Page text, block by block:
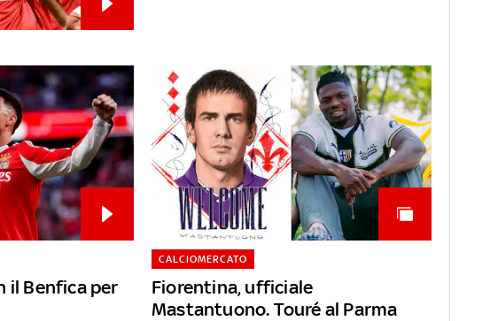
il Benfica per
Fiorentina, ufficiale
Mastantuono. Touré al Parma
CALCIOMERCATO